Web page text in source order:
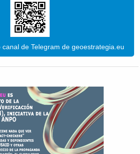
de Telegram de geoestrategia.eu